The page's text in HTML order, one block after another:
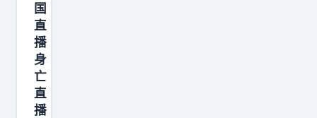
是
觉
得
永
远
不
国
直
播
身
亡
直
播